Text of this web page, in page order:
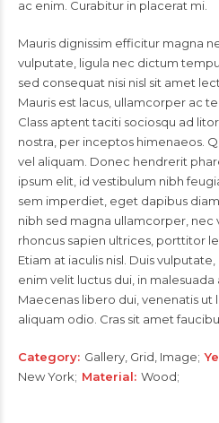
ac enim. Curabitur in placerat mi.
Mauris dignissim efficitur magna
vulputate, ligula nec dictum
sed consequat nisi nisl sit amet
Mauris est lacus, ullamcorper ac
Class aptent taciti sociosqu ad
nostra, per inceptos himenaeos.
vel aliquam. Donec hendrerit
ipsum elit, id vestibulum nibh
sem imperdiet, eget dapibus
nibh sed magna ullamcorper, nec
rhoncus sapien ultrices, porttitor
Etiam at iaculis nisl. Duis
enim velit luctus dui, in malesuada
Maecenas libero dui, venenatis ut
aliquam odio. Cras sit amet
Category Gallery, Grid, Image
New York Material Wood